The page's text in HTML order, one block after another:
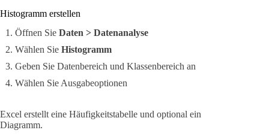
Histogramm erstellen
Öffnen Sie Daten > Datenanalyse
Wählen Sie Histogramm
Geben Sie Datenbereich und Klassenbereich an
Wählen Sie Ausgabeoptionen
Excel erstellt eine Häufigkeitstabelle und optional ein
Diagramm.